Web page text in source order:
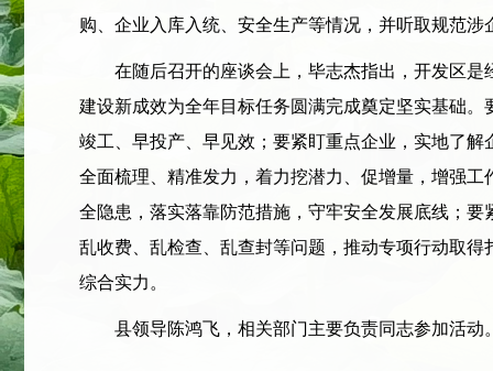
购、企业入库入统、安全生产等情况，并听取规范
在随后召开的座谈会上，毕志杰指出，开发区是
建设新成效为全年目标任务圆满完成奠定坚实基础
竣工、早投产、早见效；要紧盯重点企业，实地了
全面梳理、精准发力，着力挖潜力、促增量，增强
全隐患，落实落靠防范措施，守牢安全发展底线；
乱收费、乱检查、乱查封等问题，推动专项行动取
综合实力。
县领导陈鸿飞，相关部门主要负责同志参加活动